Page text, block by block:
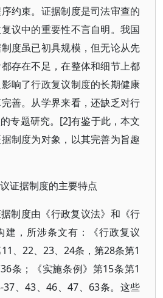
约束。证据制度是司法审查的
议中的重要性不言自明。我国
度虽已初具规模，但无论从先
存在不足，在整体和细节上都
响了行政复议制度的长期健康
善。从学界来看，还缺乏对行
专题研究。[2]有鉴于此，本文
制度为对象，以其完善为旨趣
证据制度的主要特点
制度由《行政复议法》和《行
建，所涉条文有：《行政复议
、22、23、24条，第28条第1
条；《实施条例》第15条第1
、43、46、47、63条。这些